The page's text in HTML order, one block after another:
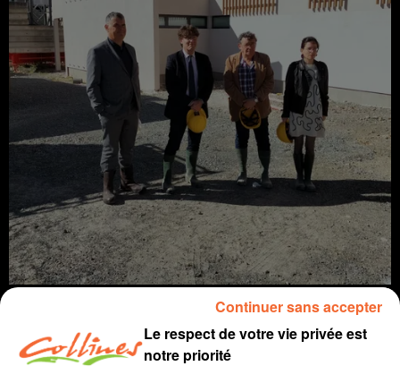
Le respect de votre vie privée est
notre priorité
Continuer sans accepter